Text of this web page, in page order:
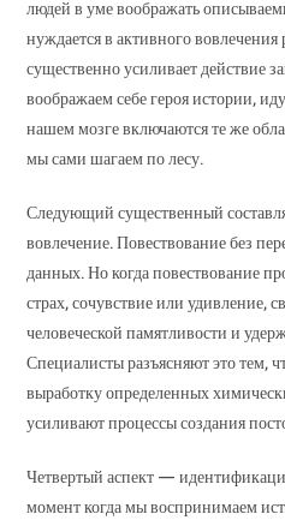
людей в уме воображать
нуждается в активного вовлечения
существенно усиливает действие
воображаем себе героя истории,
нашем мозге включаются те же
мы сами шагаем по лесу.
Следующий существенный
вовлечение. Повествование без
данных. Но когда повествование
страх, сочувствие или удивление,
человеческой памятливости и
Специалисты разъясняют это тем,
выработку определенных
усиливают процессы создания
Четвертый аспект —
момент когда мы воспринимаем